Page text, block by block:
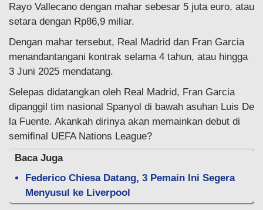
Rayo Vallecano dengan mahar sebesar 5 juta euro, atau
setara dengan Rp86,9 miliar.
Dengan mahar tersebut, Real Madrid dan Fran Garcia
menandantangani kontrak selama 4 tahun, atau hingga
3 Juni 2025 mendatang.
Selepas didatangkan oleh Real Madrid, Fran Garcia
dipanggil tim nasional Spanyol di bawah asuhan Luis De
la Fuente. Akankah dirinya akan memainkan debut di
semifinal UEFA Nations League?
Baca Juga
Federico Chiesa Datang, 3 Pemain Ini Segera
Menyusul ke Liverpool